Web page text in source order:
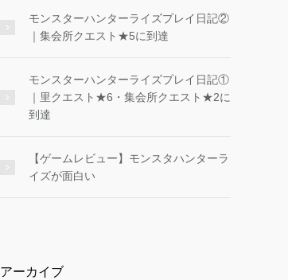
モンスターハンターライズプレイ日記②
｜集会所クエスト★5に到達
モンスターハンターライズプレイ日記①
｜里クエスト★6・集会所クエスト★2に
到達
【ゲームレビュー】モンスタハンターラ
イズが面白い
アーカイブ